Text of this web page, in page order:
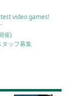
video games!
催)
タッフ募集